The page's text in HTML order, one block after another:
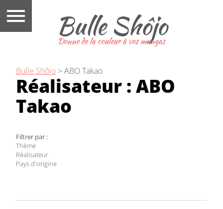
Bulle Shôjo
Donne de la couleur à vos mangas
Bulle Shôjo >ABO Takao
Réalisateur : ABO
Takao
Filtrer par :
Thème
Réalisateur
Pays d'origine